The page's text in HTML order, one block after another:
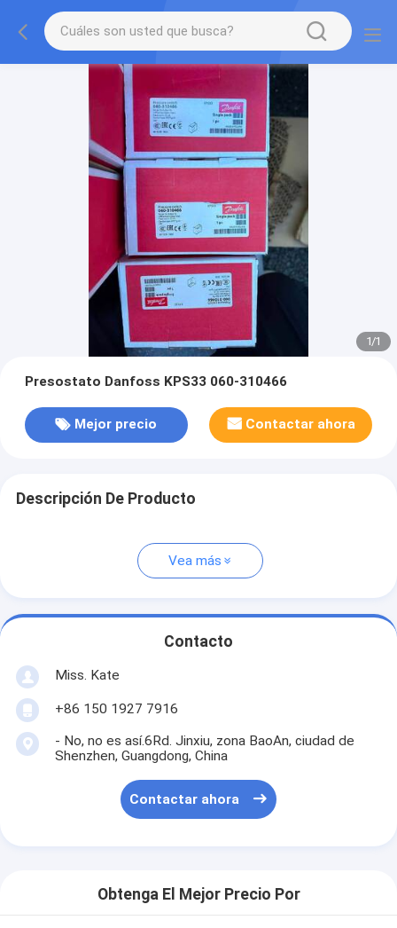
1/1
Presostato Danfoss KPS33 060-310466
Mejor precio Contactar ahora
Descripción De Producto
Vea más
Contacto
Miss. Kate
+86 150 1927 7916
- No, no es así.6Rd. Jinxiu, zona BaoAn, ciudad de
Shenzhen, Guangdong, China
Contactar ahora
Obtenga El Mejor Precio Por